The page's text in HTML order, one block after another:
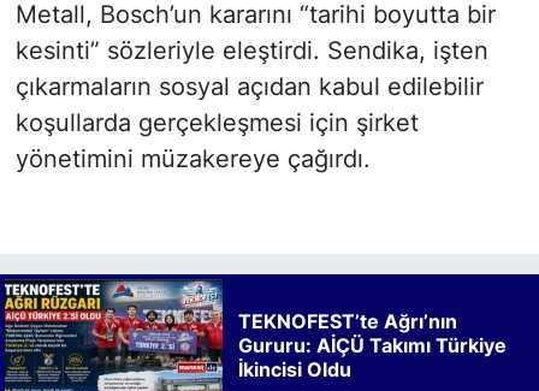
Metall, Bosch’un kararını “tarihi boyutta bir
kesinti” sözleriyle eleştirdi. Sendika, işten
çıkarmaların sosyal açıdan kabul edilebilir
koşullarda gerçekleşmesi için şirket
yönetimini müzakereye çağırdı.
TEKNOFEST’te Ağrı’nın
Gururu: AİÇÜ Takımı Türkiye
İkincisi Oldu